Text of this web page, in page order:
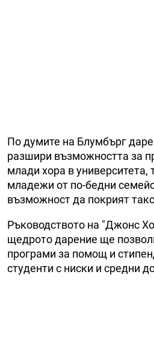
По думите на Блумбърг
разшири възможността за
млади хора в университета,
младежи от по-бедни
възможност да покрият
Ръководството на "Джонс
щедрото дарение ще
програми за помощ и
студенти с ниски и средни